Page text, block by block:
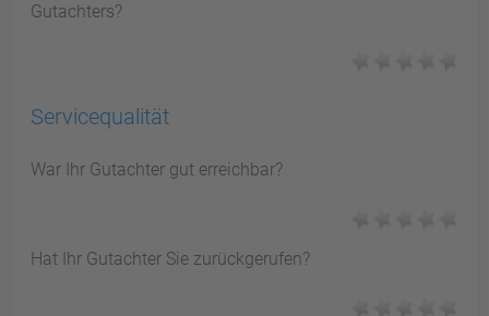
Gutachters?
Servicequalität
War Ihr Gutachter gut erreichbar?
Hat Ihr Gutachter Sie zurückgerufen?